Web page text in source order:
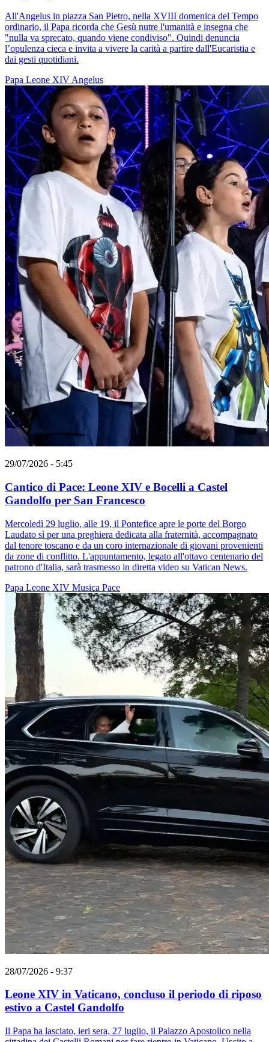
All'Angelus in piazza San Pietro, nella XVIII domenica del Tempo
ordinario, il Papa ricorda che Gesù nutre l'umanità e insegna che
"nulla va sprecato, quando viene condiviso". Quindi denuncia
l’opulenza cieca e invita a vivere la carità a partire dall'Eucaristia e
dai gesti quotidiani.
Papa Leone XIV Angelus
29/07/2026 - 5:45
Cantico di Pace: Leone XIV e Bocelli a Castel
Gandolfo per San Francesco
Mercoledì 29 luglio, alle 19, il Pontefice apre le porte del Borgo
Laudato sì per una preghiera dedicata alla fraternità, accompagnato
dal tenore toscano e da un coro internazionale di giovani provenienti
da zone di conflitto. L'appuntamento, legato all'ottavo centenario del
patrono d'Italia, sarà trasmesso in diretta video su Vatican News.
Papa Leone XIV Musica Pace
28/07/2026 - 9:37
Leone XIV in Vaticano, concluso il periodo di riposo
estivo a Castel Gandolfo
Il Papa ha lasciato, ieri sera, 27 luglio, il Palazzo Apostolico nella